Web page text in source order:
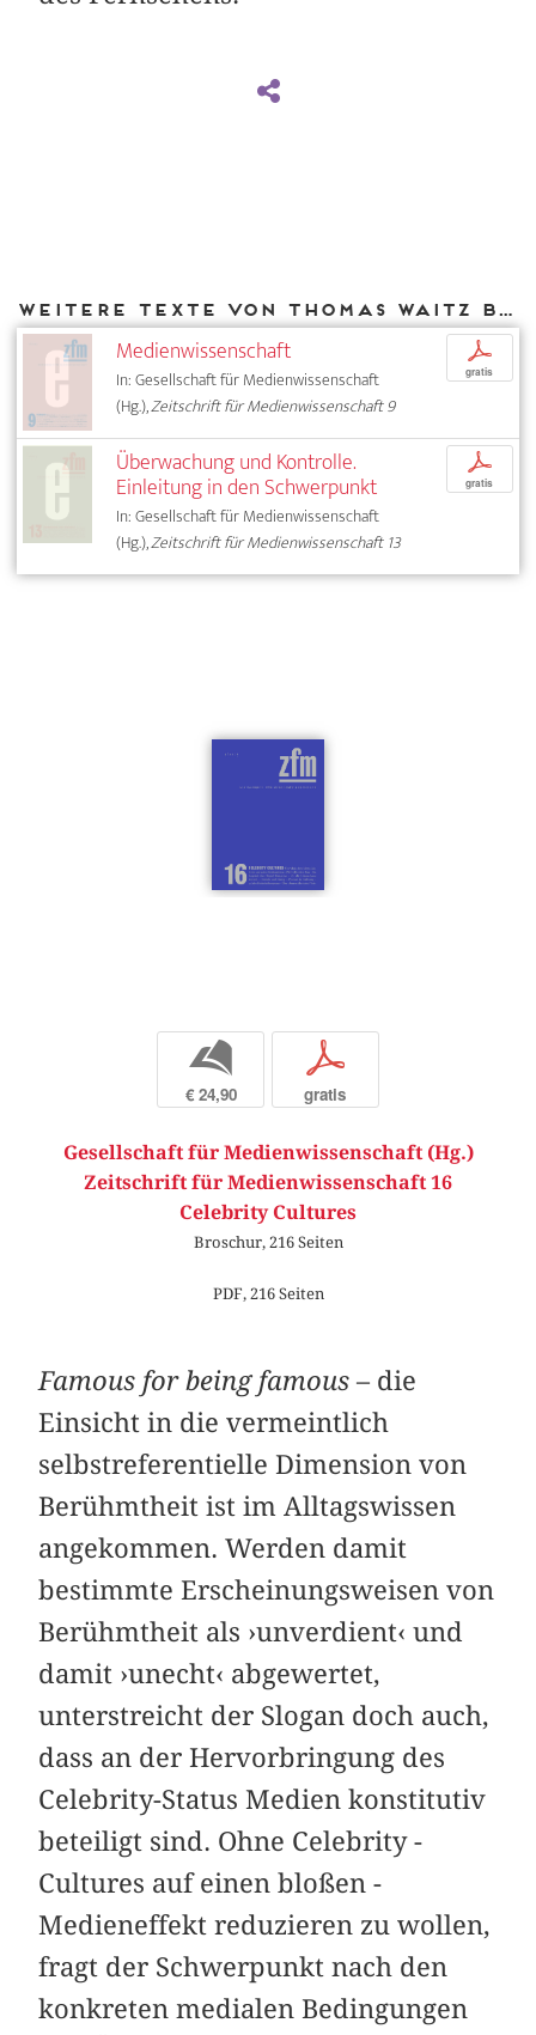
Weitere Texte von Thomas Waitz bei DIAPHANES
Medienwissenschaft
In: Gesellschaft für Medienwissenschaft
(Hg.),Zeitschrift für Medienwissenschaft 9
p
gratis
Überwachung und Kontrolle.
Einleitung in den Schwerpunkt
In: Gesellschaft für Medienwissenschaft
(Hg.),Zeitschrift für Medienwissenschaft 13
p
gratis
b
€ 24,90
p
gratis
Gesellschaft für Medienwissenschaft (Hg.)
Zeitschrift für Medienwissenschaft 16
Celebrity Cultures
Broschur, 216 Seiten
PDF, 216 Seiten
Famous for being famous – die
Einsicht in die vermeintlich
selbstreferentielle Dimension von
Berühmtheit ist im Alltagswissen
angekommen. Werden damit
bestimmte Erscheinungsweisen von
Berühmtheit als ›unverdient‹ und
damit ›unecht‹ abgewertet,
unterstreicht der Slogan doch auch,
dass an der Hervorbringung des
Celebrity-­Status Medien konstitutiv
beteiligt sind. Ohne Celebrity ­
Cultures auf einen bloßen ­
Medieneffekt reduzieren zu wollen,
fragt der Schwerpunkt nach den
konkreten medialen Bedingungen